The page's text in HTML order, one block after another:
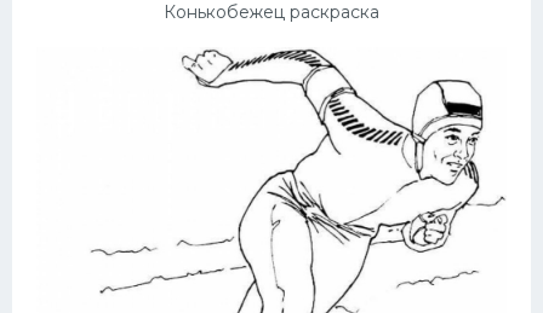
Конькобежец раскраска